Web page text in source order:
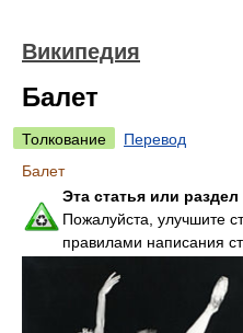
Википедия
Балет
Толкование
Перевод
Балет
Эта статья или
Пожалуйста, улучшите
правилами написания